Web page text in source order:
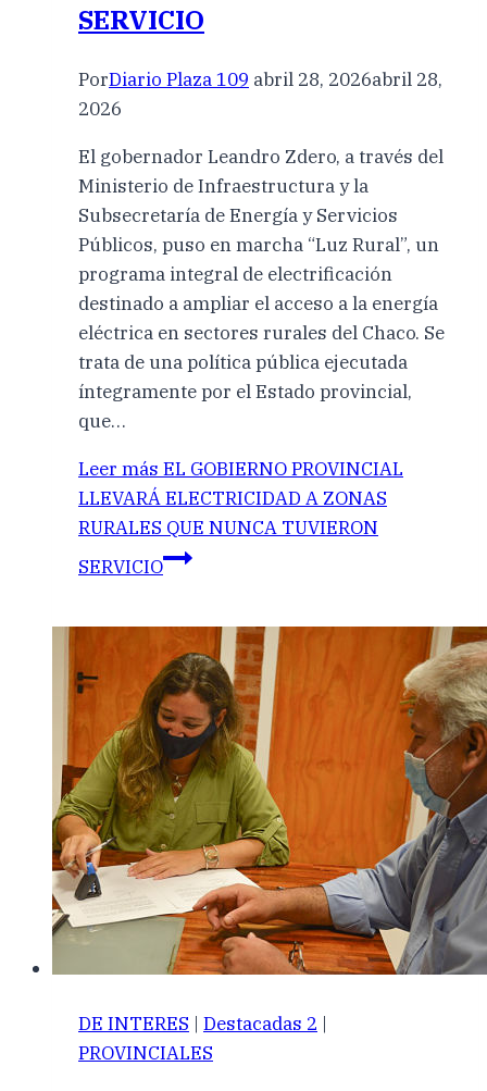
SERVICIO
PorDiario Plaza 109 abril 28, 2026abril 28,
2026
El gobernador Leandro Zdero, a través del
Ministerio de Infraestructura y la
Subsecretaría de Energía y Servicios
Públicos, puso en marcha “Luz Rural”, un
programa integral de electrificación
destinado a ampliar el acceso a la energía
eléctrica en sectores rurales del Chaco. Se
trata de una política pública ejecutada
íntegramente por el Estado provincial,
que…
Leer más EL GOBIERNO PROVINCIAL
LLEVARÁ ELECTRICIDAD A ZONAS
RURALES QUE NUNCA TUVIERON
SERVICIO
DE INTERES | Destacadas 2 |
PROVINCIALES